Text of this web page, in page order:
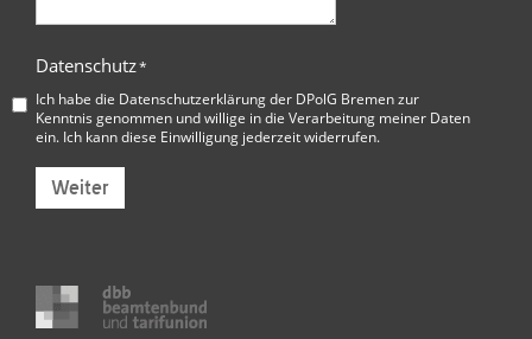
Datenschutz*
Ich habe die Datenschutzerklärung der DPolG Bremenzur
Kenntnis genommen und willige in die Verarbeitung meiner Daten
ein. Ich kann diese Einwilligung jederzeit widerrufen.
Weiter